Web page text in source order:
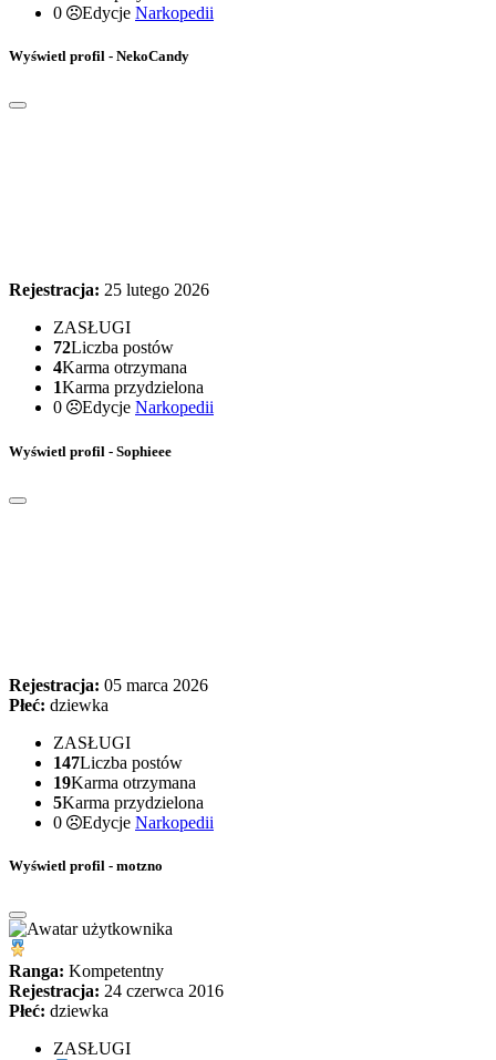
0
Edycje Narkopedii
Wyświetl profil - NekoCandy
Rejestracja: 25 lutego 2026
ZASŁUGI
72Liczba postów
4Karma otrzymana
1Karma przydzielona
0
Edycje Narkopedii
Wyświetl profil - Sophieee
Rejestracja: 05 marca 2026
Płeć: dziewka
ZASŁUGI
147Liczba postów
19Karma otrzymana
5Karma przydzielona
0
Edycje Narkopedii
Wyświetl profil - motzno
Ranga: Kompetentny
Rejestracja: 24 czerwca 2016
Płeć: dziewka
ZASŁUGI